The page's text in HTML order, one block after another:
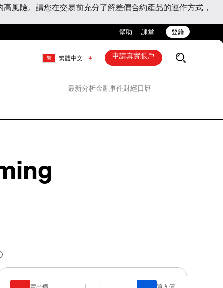
風險。請您在交易前充分了解差價合約產品的運作方式，
幫助 課堂 登錄
繁體中文 申請真實賬戶
最新分析金融事件財經日曆
賣出價 買入價